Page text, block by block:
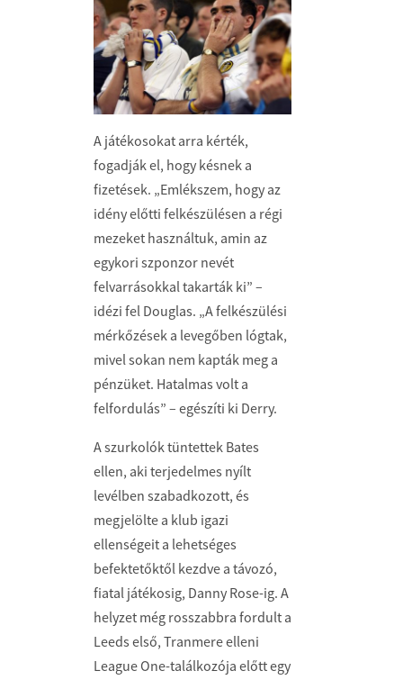
A játékosokat arra kérték,
fogadják el, hogy késnek a
fizetések. „Emlékszem, hogy az
idény előtti felkészülésen a régi
mezeket használtuk, amin az
egykori szponzor nevét
felvarrásokkal takarták ki” –
idézi fel Douglas. „A felkészülési
mérkőzések a levegőben lógtak,
mivel sokan nem kapták meg a
pénzüket. Hatalmas volt a
felfordulás” – egészíti ki Derry.
A szurkolók tüntettek Bates
ellen, aki terjedelmes nyílt
levélben szabadkozott, és
megjelölte a klub igazi
ellenségeit a lehetséges
befektetőktől kezdve a távozó,
fiatal játékosig, Danny Rose-ig. A
helyzet még rosszabbra fordult a
Leeds első, Tranmere elleni
League One-találkozója előtt egy